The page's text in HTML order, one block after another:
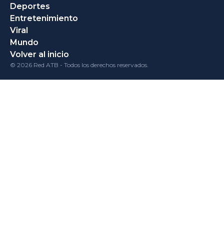
Deportes
Entretenimiento
Viral
Mundo
Volver al inicio
© 2026 Red ATB - Todos los derechos reservados.